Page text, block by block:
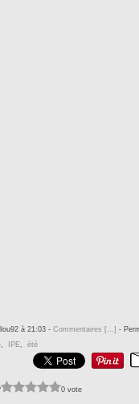
à 21:03 -Commentaires […] -
, IPE,été
0 vote